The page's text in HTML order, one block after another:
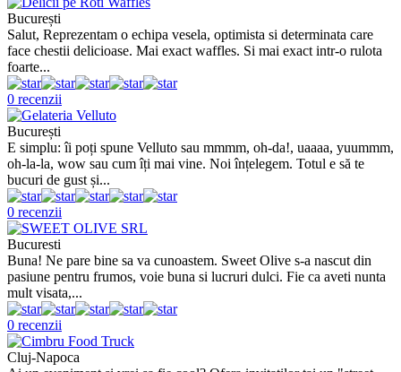
București
Salut, Reprezentam o echipa vesela, optimista si determinata care
face chestii delicioase. Mai exact waffles. Si mai exact intr-o rulota
foarte...
0 recenzii
București
E simplu: îi poți spune Velluto sau mmmm, oh-da!, uaaaa, yuummm,
oh-la-la, wow sau cum îți mai vine. Noi înțelegem. Totul e să te
bucuri de gust și...
0 recenzii
Bucuresti
Buna! Ne pare bine sa va cunoastem. Sweet Olive s-a nascut din
pasiune pentru frumos, voie buna si lucruri dulci. Fie ca aveti nunta
mult visata,...
0 recenzii
Cluj-Napoca